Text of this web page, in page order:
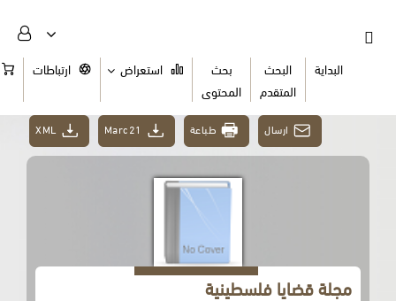
البحث
بحث
المحتوى
استعراض ارتباطات السلة
ارسال طباعة Marc21
مجلة قضايا فلسطينية